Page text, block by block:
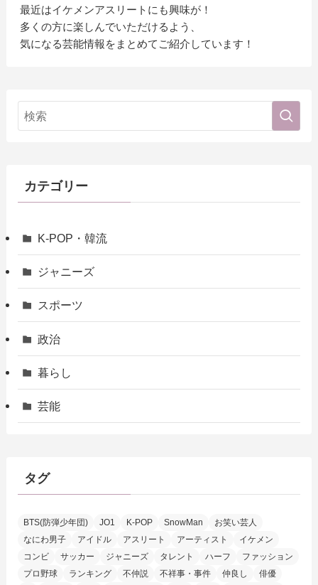
最近はイケメンアスリートにも興味が！
多くの方に楽しんでいただけるよう、
気になる芸能情報をまとめてご紹介しています！
カテゴリー
K-POP・韓流
ジャニーズ
スポーツ
政治
暮らし
芸能
タグ
BTS(防弾少年団) JO1 K-POP SnowMan
お笑い芸人
なにわ男子
アイドル アスリート アーティスト
イケメン
コンビ
サッカー ジャニーズ タレント ハーフ
ファッション
プロ野球
ランキング 不仲説 不祥事・事件 仲良し
俳優